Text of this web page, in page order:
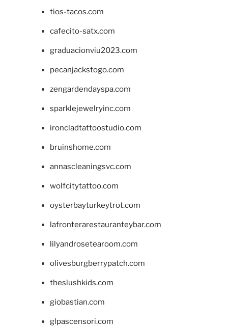
tios-tacos.com
cafecito-satx.com
graduacionviu2023.com
pecanjackstogo.com
zengardendayspa.com
sparklejewelryinc.com
ironcladtattoostudio.com
bruinshome.com
annascleaningsvc.com
wolfcitytattoo.com
oysterbayturkeytrot.com
lafronterarestauranteybar.com
lilyandrosetearoom.com
olivesburgberrypatch.com
theslushkids.com
giobastian.com
glpascensori.com